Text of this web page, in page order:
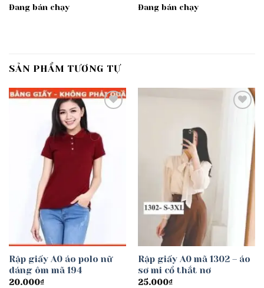
Đang bán chạy
Đang bán chạy
SẢN PHẨM TƯƠNG TỰ
Rập giấy A0 áo polo nữ
dáng ôm mã 194
20.000₫
Rập giấy A0 mã 1302 – áo
sơ mi cổ thắt nơ
25.000₫